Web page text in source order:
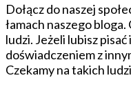
Dołącz do naszej
łamach naszego
ludzi. Jeżeli lubisz
doświadczeniem z
Czekamy na takich